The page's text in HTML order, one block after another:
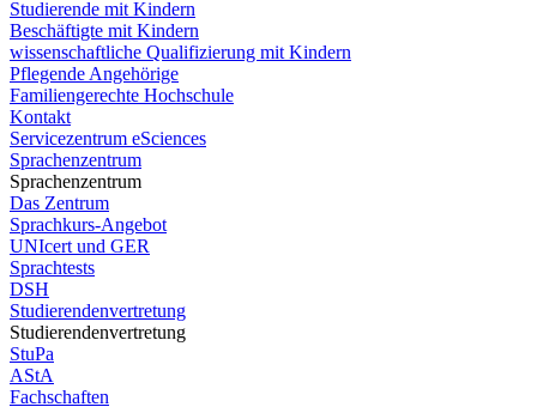
Studierende mit Kindern
Beschäftigte mit Kindern
wissenschaftliche Qualifizierung mit Kindern
Pflegende Angehörige
Familiengerechte Hochschule
Kontakt
Servicezentrum eSciences
Sprachenzentrum
Sprachenzentrum
Das Zentrum
Sprachkurs-Angebot
UNIcert und GER
Sprachtests
DSH
Studierendenvertretung
Studierendenvertretung
StuPa
AStA
Fachschaften